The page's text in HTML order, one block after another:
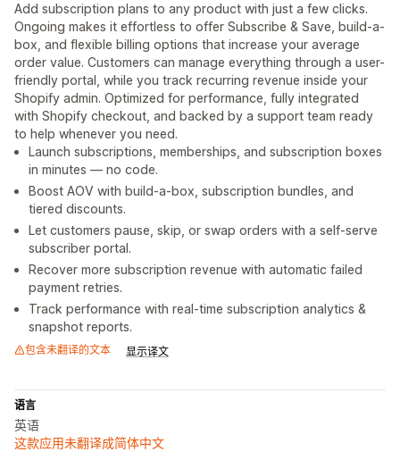
Add subscription plans to any product with just a few clicks.
Ongoing makes it effortless to offer Subscribe & Save, build-a-
box, and flexible billing options that increase your average
order value. Customers can manage everything through a user-
friendly portal, while you track recurring revenue inside your
Shopify admin. Optimized for performance, fully integrated
with Shopify checkout, and backed by a support team ready
to help whenever you need.
Launch subscriptions, memberships, and subscription boxes
in minutes — no code.
Boost AOV with build-a-box, subscription bundles, and
tiered discounts.
Let customers pause, skip, or swap orders with a self-serve
subscriber portal.
Recover more subscription revenue with automatic failed
payment retries.
Track performance with real-time subscription analytics &
snapshot reports.
包含未翻译的文本 显示译文
语言
英语
这款应用未翻译成简体中文